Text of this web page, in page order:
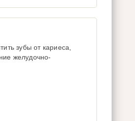
зубы от кариеса,
желудочно-